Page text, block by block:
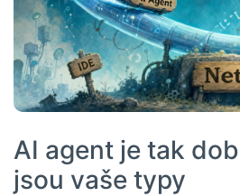
AI agent je tak
jsou vaše typy